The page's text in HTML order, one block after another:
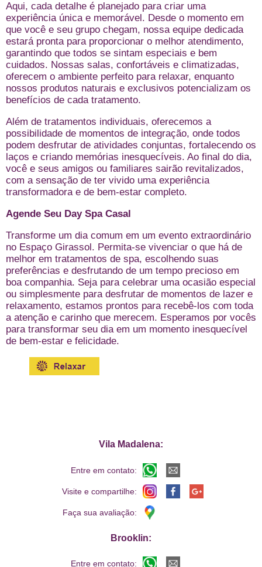
Aqui, cada detalhe é planejado para criar uma
experiência única e memorável. Desde o momento em
que você e seu grupo chegam, nossa equipe dedicada
estará pronta para proporcionar o melhor atendimento,
garantindo que todos se sintam especiais e bem
cuidados. Nossas salas, confortáveis e climatizadas,
oferecem o ambiente perfeito para relaxar, enquanto
nossos produtos naturais e exclusivos potencializam os
benefícios de cada tratamento.
Além de tratamentos individuais, oferecemos a
possibilidade de momentos de integração, onde todos
podem desfrutar de atividades conjuntas, fortalecendo os
laços e criando memórias inesquecíveis. Ao final do dia,
você e seus amigos ou familiares sairão revitalizados,
com a sensação de ter vivido uma experiência
transformadora e de bem-estar completo.
Agende Seu Day Spa Casal
Transforme um dia comum em um evento extraordinário
no Espaço Girassol. Permita-se vivenciar o que há de
melhor em tratamentos de spa, escolhendo suas
preferências e desfrutando de um tempo precioso em
boa companhia. Seja para celebrar uma ocasião especial
ou simplesmente para desfrutar de momentos de lazer e
relaxamento, estamos prontos para recebê-los com toda
a atenção e carinho que merecem. Esperamos por vocês
para transformar seu dia em um momento inesquecível
de bem-estar e felicidade.
Vila Madalena:
Entre em contato:
Visite e compartilhe:
Faça sua avaliação:
Brooklin:
Entre em contato: